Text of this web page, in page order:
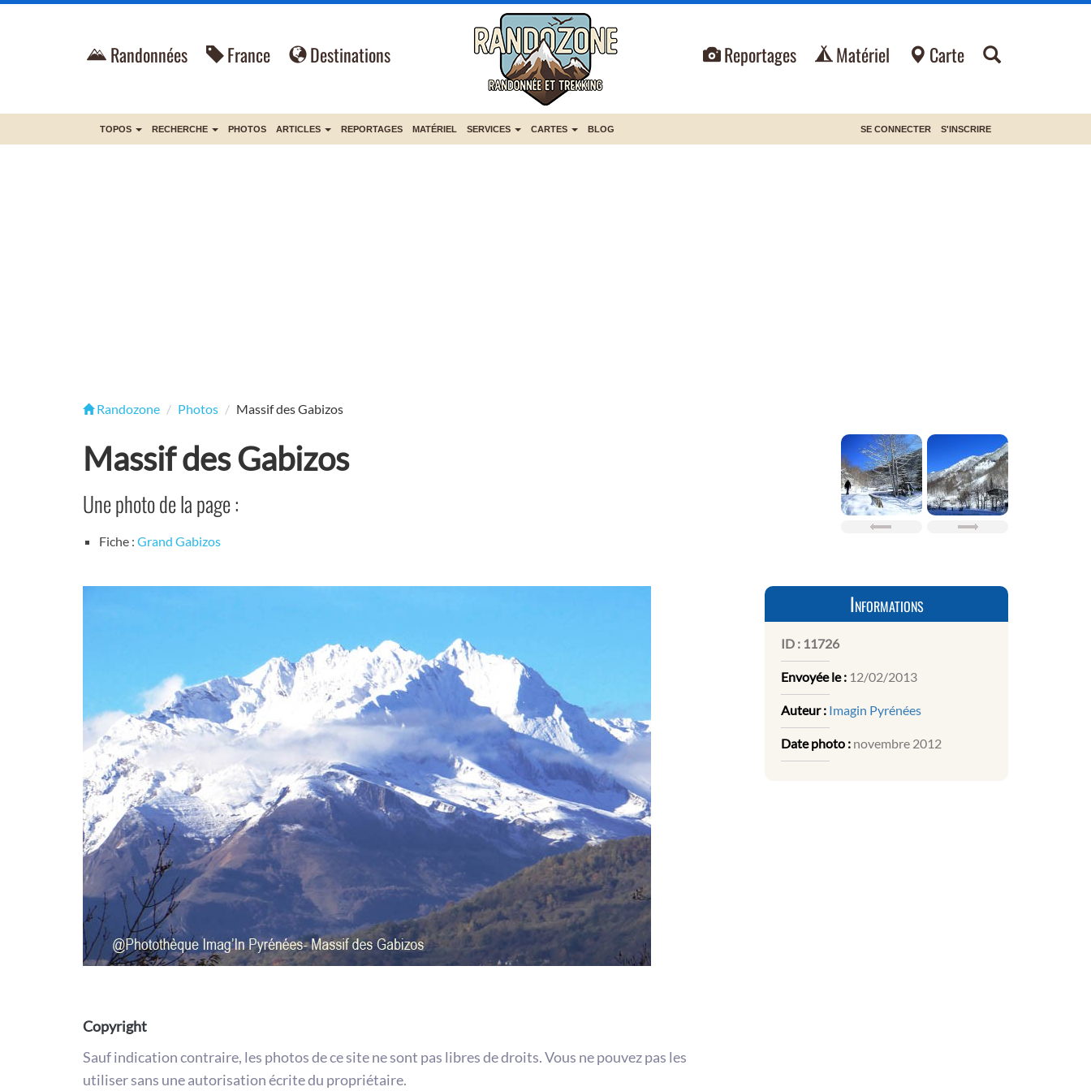
Randonnées France Destinations Reportages Matériel Carte
TOPOS RECHERCHE PHOTOS ARTICLES REPORTAGES MATÉRIEL SERVICES CARTES BLOG SE CONNECTER S'INSCRIRE
Randozone Photos Massif des Gabizos
Massif des Gabizos
Une photo de la page :
Fiche : Grand Gabizos
Copyright
Sauf indication contraire, les photos de ce site ne sont pas libres de droits. Vous ne pouvez pas les
utiliser sans une autorisation écrite du propriétaire.
Informations
ID : 11726
Envoyée le : 12/02/2013
Auteur : Imagin Pyrénées
Date photo : novembre 2012